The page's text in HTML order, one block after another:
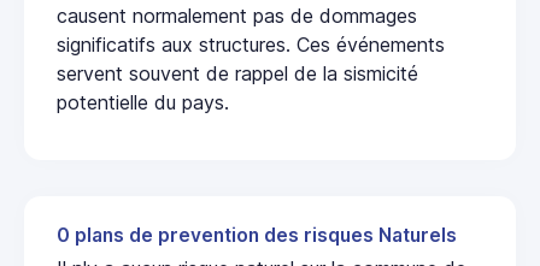
causent normalement pas de dommages
significatifs aux structures. Ces événements
servent souvent de rappel de la sismicité
potentielle du pays.
0 plans de prevention des risques Naturels